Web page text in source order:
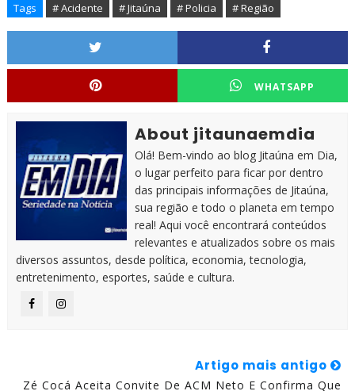
Tags # Acidente # Jitaúna # Policia # Região
WHATSAPP
About jitaunaemdia
Olá! Bem-vindo ao blog Jitaúna em Dia,
o lugar perfeito para ficar por dentro
das principais informações de Jitaúna,
sua região e todo o planeta em tempo
real! Aqui você encontrará conteúdos
relevantes e atualizados sobre os mais
diversos assuntos, desde política, economia, tecnologia,
entretenimento, esportes, saúde e cultura.
Artigo mais antigo
Zé Cocá Aceita Convite De ACM Neto E Confirma Que